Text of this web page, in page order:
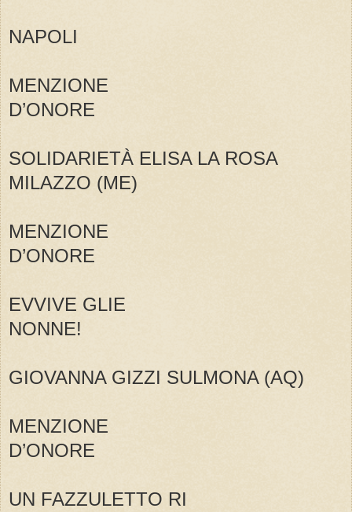
NAPOLI
MENZIONE
D’ONORE
SOLIDARIETÀ ELISA LA ROSA
MILAZZO (ME)
MENZIONE
D’ONORE
EVVIVE GLIE
NONNE!
GIOVANNA GIZZI SULMONA (AQ)
MENZIONE
D’ONORE
UN FAZZULETTO RI